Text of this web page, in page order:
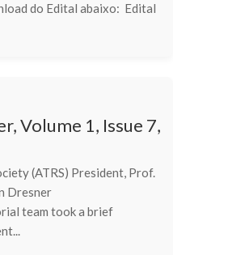
do Edital abaixo: Edital
Volume 1, Issue 7,
(ATRS) President, Prof.
Martin Dresner
team took a brief